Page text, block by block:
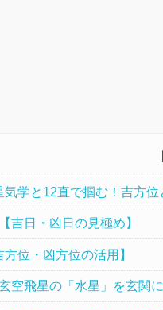
気学と12直で掴む！吉方
【吉日・凶日の見極め】
方位・凶方位の活用】
空飛星の「水星」を玄関